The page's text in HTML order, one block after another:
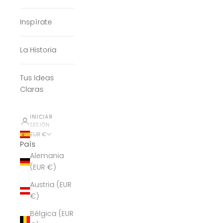
Inspírate
La Historia
Tus Ideas
Claras
INICIAR
SESIÓN
EUR €
País
Alemania
(EUR €)
Austria (EUR
€)
Bélgica (EUR